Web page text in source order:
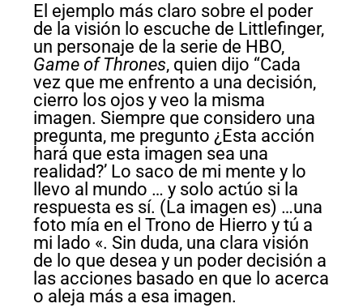
El ejemplo más claro sobre el poder
de la visión lo escuche de Littlefinger,
un personaje de la serie de HBO,
Game of Thrones, quien dijo “Cada
vez que me enfrento a una decisión,
cierro los ojos y veo la misma
imagen. Siempre que considero una
pregunta, me pregunto ¿Esta acción
hará que esta imagen sea una
realidad?’ Lo saco de mi mente y lo
llevo al mundo … y solo actúo si la
respuesta es sí. (La imagen es) …una
foto mía en el Trono de Hierro y tú a
mi lado «. Sin duda, una clara visión
de lo que desea y un poder decisión a
las acciones basado en que lo acerca
o aleja más a esa imagen.